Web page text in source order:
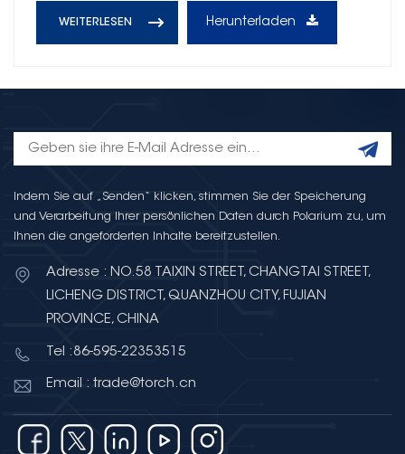
WEITERLESEN Herunterladen
Indem Sie auf „Senden“ klicken, stimmen Sie der Speicherung
und Verarbeitung Ihrer persönlichen Daten durch Polarium zu, um
Ihnen die angeforderten Inhalte bereitzustellen.
Adresse : NO.58 TAIXIN STREET, CHANGTAI STREET,
LICHENG DISTRICT, QUANZHOU CITY, FUJIAN
PROVINCE, CHINA
Tel :86-595-22353515
Email : trade@torch.cn